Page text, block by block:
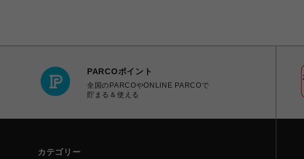
PARCOポイント
全国のPARCOやONLINE PARCOで
貯まる＆使える
カテゴリー